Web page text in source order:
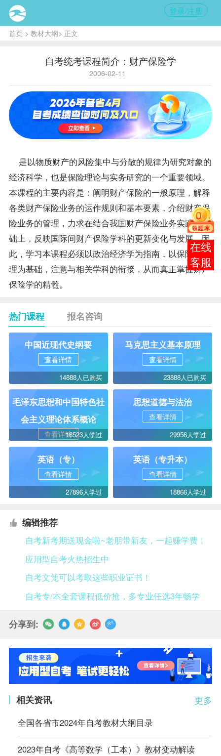
登录/注册
首页> 教材大纲> 正文
自考统考课程简介：财产保险学
2006-02-11
是以物质财产的风险集中与分散的规律为研究对象的
经济科学，也是保险理论与实务研究的一个重要领域。
本课程的主要内容是：阐明财产保险的一般原理，解释
各类财产保险业务的运作规则和基本要素，介绍财产保
险业务的管理，力求在结合我国财产保险业务实践的基
础上，反映国际间财产保险学科的更新变化与发展。因
此，学习本课程必须以政治经济学为指南，以保险学原
理为基础，注意与相关学科的衔接，从而真正掌握财产
保险学的精髓。
热门课程 报名咨询
中国近现代史纲要
查看详情
14888人已购买
马克思主义基本原理
查看详情
23888人已购买
毛泽东思想和中国特色社
会主义理论体系概论
查看详情16523人学过
思想道德与法治
查看详情
29956人学过
英语（专）
查看详情
27896人学过
英语（专升本）
查看详情
18866人学过
编辑推荐
自考新考期送现金啦~老朋带新友，一起赚学费！
应用型自考火热招生中
自考文凭可以考取这些职业证书！
自考专/本全套课程低价抢，多专业任选3年畅学
分享到:
更多
相关资讯
全国各省市2024年自考教材大纲目录
2023年自考《高等数学（工本）》教材变动解读
在线
客服